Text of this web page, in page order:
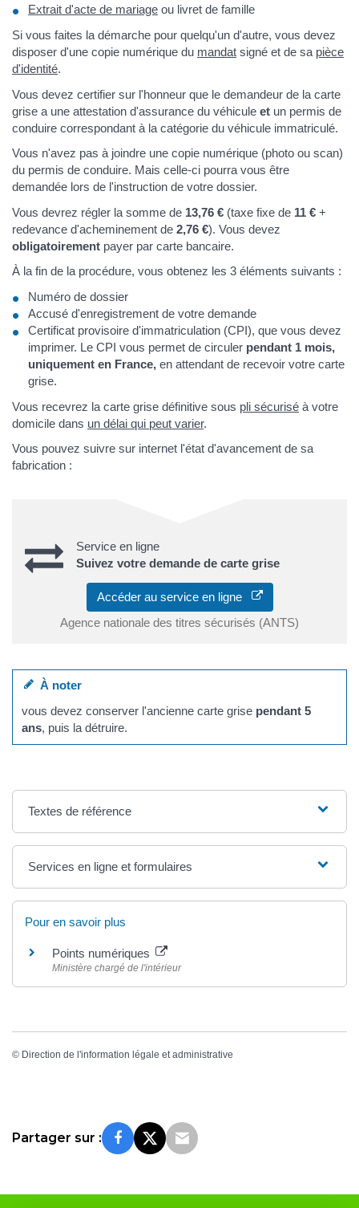
Extrait d'acte de mariage ou livret de famille
Si vous faites la démarche pour quelqu'un d'autre, vous devez
disposer d'une copie numérique du mandat signé et de sa pièce
d'identité.
Vous devez certifier sur l'honneur que le demandeur de la carte
grise a une attestation d'assurance du véhicule et un permis de
conduire correspondant à la catégorie du véhicule immatriculé.
Vous n'avez pas à joindre une copie numérique (photo ou scan)
du permis de conduire. Mais celle-ci pourra vous être
demandée lors de l'instruction de votre dossier.
Vous devrez régler la somme de 13,76 € (taxe fixe de 11 € +
redevance d'acheminement de 2,76 €). Vous devez
obligatoirement payer par carte bancaire.
À la fin de la procédure, vous obtenez les 3 éléments suivants :
Numéro de dossier
Accusé d'enregistrement de votre demande
Certificat provisoire d'immatriculation (CPI), que vous devez
imprimer. Le CPI vous permet de circuler pendant 1 mois,
uniquement en France, en attendant de recevoir votre carte
grise.
Vous recevrez la carte grise définitive sous pli sécurisé à votre
domicile dans un délai qui peut varier.
Vous pouvez suivre sur internet l'état d'avancement de sa
fabrication :
Service en ligne
Suivez votre demande de carte grise
Accéder au service en ligne
Agence nationale des titres sécurisés (ANTS)
À noter
vous devez conserver l'ancienne carte grise pendant 5
ans, puis la détruire.
Textes de référence
Services en ligne et formulaires
Pour en savoir plus
Points numériques
Ministère chargé de l'intérieur
© Direction de l'information légale et administrative
Partager sur :